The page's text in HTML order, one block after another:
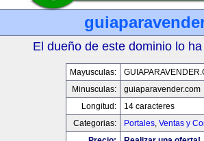
El dueño de este dominio lo
Mayusculas:
Minusculas:
guiaparavender.com
Longitud:
14 caracteres
Categorias:
Portales, Ventas y